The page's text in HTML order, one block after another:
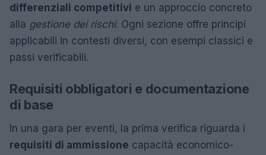
differenziali competitivi e un approccio concreto
alla gestione dei rischi. Ogni sezione offre principi
applicabili in contesti diversi, con esempi classici e
passi verificabili.
Requisiti obbligatori e documentazione
di base
In una gara per eventi, la prima verifica riguarda i
requisiti di ammissione capacità economico-